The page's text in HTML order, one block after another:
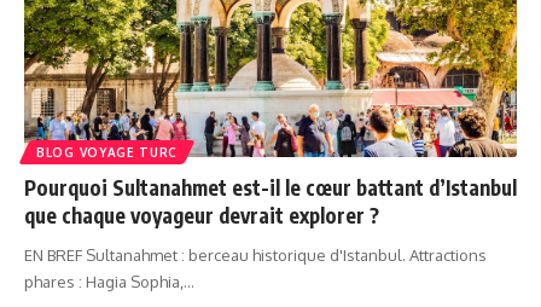
BLOG VOYAGE TURC
Pourquoi Sultanahmet est-il le cœur battant d’Istanbul
que chaque voyageur devrait explorer ?
EN BREF Sultanahmet : berceau historique d'Istanbul. Attractions
phares : Hagia Sophia,…